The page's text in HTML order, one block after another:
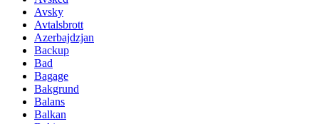
Avsky
Avtalsbrott
Azerbajdzjan
Backup
Bad
Bagage
Bakgrund
Balans
Balkan